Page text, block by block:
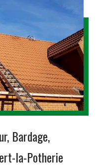
Bardage,
la-Potherie